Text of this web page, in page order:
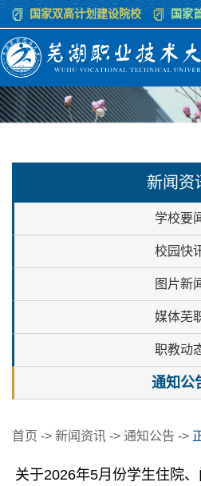
国家双高计划建设院校 国家
新闻资
学校要
校园快
图片新
媒体芜
职教动
通知公
首页 -> 新闻资讯 -> 通知公告 ->
关于2026年5月份学生住院